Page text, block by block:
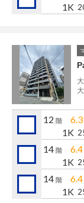
プライバシー
ポリシー
1K
12 階 6.3
1K
14 階 6.4
1K
14 階 6.4
1K